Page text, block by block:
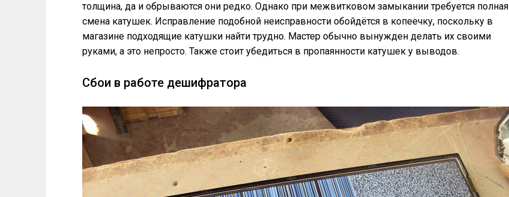
толщина, да и обрываются они редко. Однако при межвитковом замыкании требуется полная
смена катушек. Исправление подобной неисправности обойдётся в копеечку, поскольку в
магазине подходящие катушки найти трудно. Мастер обычно вынужден делать их своими
руками, а это непросто. Также стоит убедиться в пропаянности катушек у выводов.
Сбои в работе дешифратора